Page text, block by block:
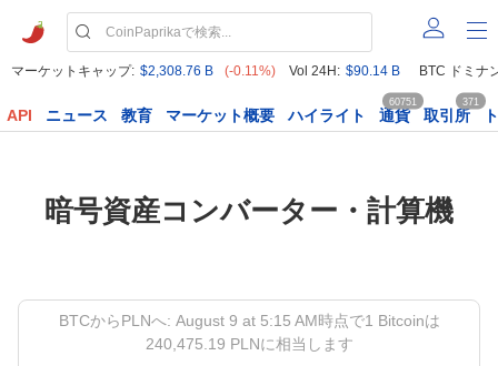
マーケットキャップ: $2,308.76 B (-0.11%) Vol 24H: $90.14 B BTC ドミナ
API ニュース 教育 マーケット概要 ハイライト 通貨
60751
取引所
371
暗号資産コンバーター・計算機
BTCからPLNへ: August 9 at 5:15 AM時点で1 Bitcoinは
240,475.19 PLNに相当します